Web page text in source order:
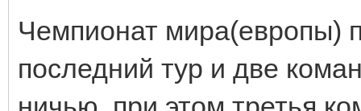
Чемпионат мира(европы)
последний тур и две